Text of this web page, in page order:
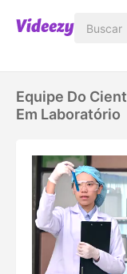
Equipe Do
Em Laboratório